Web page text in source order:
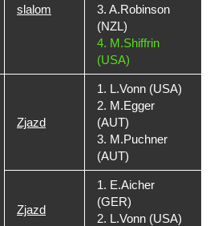
slalom
3. A.Robinson
(NZL)
4. M.Shiffrin
(USA)
Zjazd
1. L.Vonn (USA)
2. M.Egger
(AUT)
3. M.Puchner
(AUT)
Zjazd
1. E.Aicher
(GER)
2. L.Vonn (USA)